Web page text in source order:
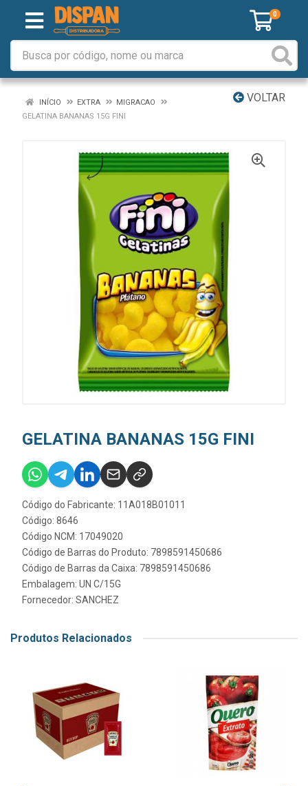
0
VOLTAR
INÍCIO EXTRA
MIGRACAO
GELATINA BANANAS 15G FINI
GELATINA BANANAS 15G FINI
Código do Fabricante: 11A018B01011
Código: 8646
Código NCM: 17049020
Código de Barras do Produto: 7898591450686
Código de Barras da Caixa: 7898591450686
Embalagem: UN C/15G
Fornecedor: SANCHEZ
Produtos Relacionados